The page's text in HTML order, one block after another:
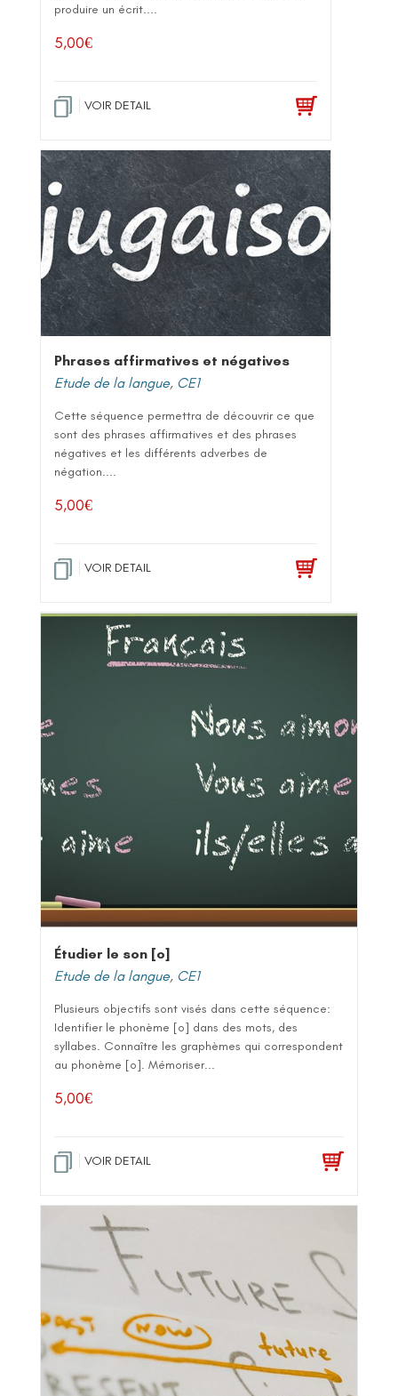
produire un écrit....
5,00€
VOIR DETAIL
Phrases affirmatives et négatives
Etude de la langue, CE1
Cette séquence permettra de découvrir ce que
sont des phrases affirmatives et des phrases
négatives et les différents adverbes de
négation....
5,00€
VOIR DETAIL
Étudier le son [o]
Etude de la langue, CE1
Plusieurs objectifs sont visés dans cette séquence:
Identifier le phonème [o] dans des mots, des
syllabes. Connaître les graphèmes qui correspondent
au phonème [o]. Mémoriser...
5,00€
VOIR DETAIL